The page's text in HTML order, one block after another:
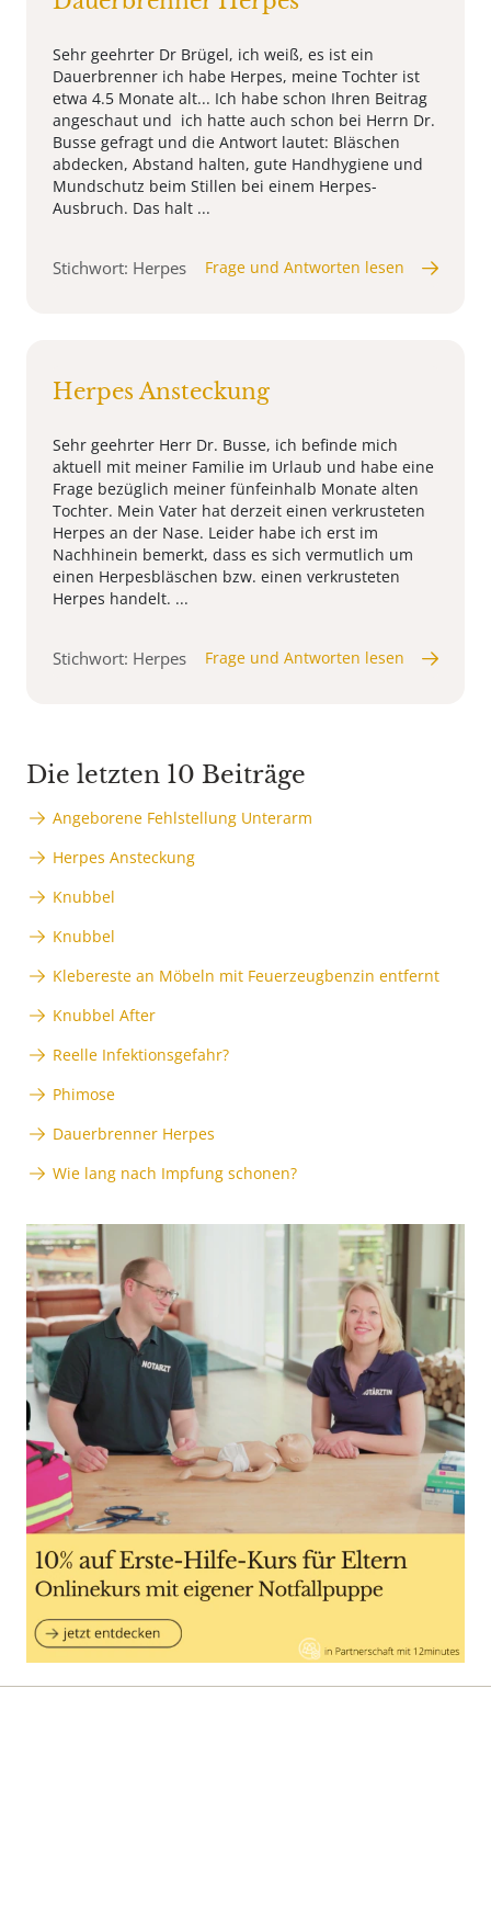
Sehr geehrter Dr Brügel, ich weiß, es ist ein
Dauerbrenner ich habe Herpes, meine Tochter ist
etwa 4.5 Monate alt... Ich habe schon Ihren Beitrag
angeschaut und ich hatte auch schon bei Herrn Dr.
Busse gefragt und die Antwort lautet: Bläschen
abdecken, Abstand halten, gute Handhygiene und
Mundschutz beim Stillen bei einem Herpes-
Ausbruch. Das halt ...
Stichwort: Herpes Frage und Antworten lesen
Herpes Ansteckung
Sehr geehrter Herr Dr. Busse, ich befinde mich
aktuell mit meiner Familie im Urlaub und habe eine
Frage bezüglich meiner fünfeinhalb Monate alten
Tochter. Mein Vater hat derzeit einen verkrusteten
Herpes an der Nase. Leider habe ich erst im
Nachhinein bemerkt, dass es sich vermutlich um
einen Herpesbläschen bzw. einen verkrusteten
Herpes handelt. ...
Stichwort: Herpes Frage und Antworten lesen
Die letzten 10 Beiträge
Angeborene Fehlstellung Unterarm
Herpes Ansteckung
Knubbel
Knubbel
Klebereste an Möbeln mit Feuerzeugbenzin entfernt
Knubbel After
Reelle Infektionsgefahr?
Phimose
Dauerbrenner Herpes
Wie lang nach Impfung schonen?